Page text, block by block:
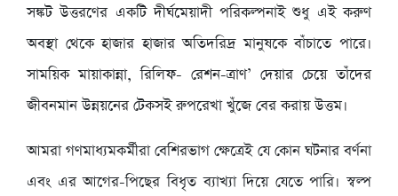
সঙ্কট উত্তরণের একটি দীর্ঘমেয়াদী পরিকল্পনাই শুধু এই করুণ
অবস্থা থেকে হাজার হাজার অতিদরিদ্র মানুষকে বাঁচাতে পারে।
সাময়িক মায়াকান্না, রিলিফ- রেশন-ত্রাণ’ দেয়ার চেয়ে তাঁদের
জীবনমান উন্নয়নের টেকসই রুপরেখা খুঁজে বের করায় উত্তম।
আমরা গণমাধ্যমকর্মীরা বেশিরভাগ ক্ষেত্রেই যে কোন ঘটনার বর্ণনা
এবং এর আগের-পিছের বিধৃত ব্যাখ্যা দিয়ে যেতে পারি। স্বল্প